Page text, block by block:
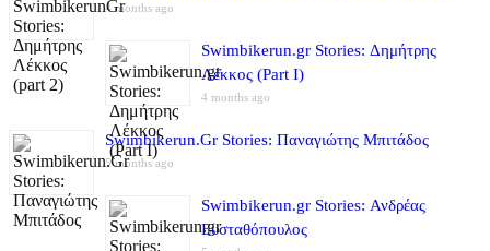
4 months ago
Swimbikerun.gr Stories: Δημήτρης
Λέκκος (Part I)
4 months ago
Swimbikerun.Gr Stories: Παναγιώτης Μπιτάδος
5 months ago
Swimbikerun.gr Stories: Ανδρέας
Ευσταθόπουλος